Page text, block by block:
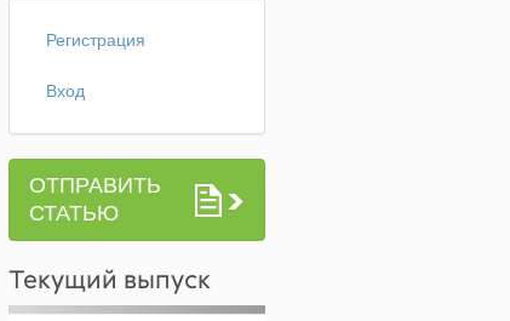
Регистрация
Вход
ОТПРАВИТЬ
СТАТЬЮ
Текущий выпуск